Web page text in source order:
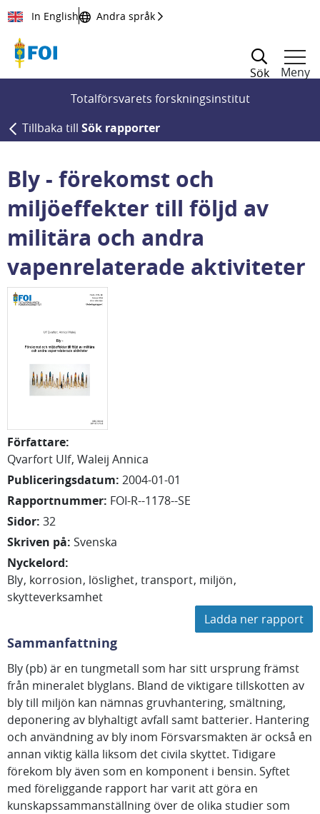
Till innehållet
In English Andra språk
Sök
Meny
Totalförsvarets forskningsinstitut
Tillbaka till Sök rapporter
Bly - förekomst och
miljöeffekter till följd av
militära och andra
vapenrelaterade aktiviteter
Författare:
Qvarfort Ulf Waleij Annica
Publiceringsdatum: 2004-01-01
Rapportnummer: FOI-R--1178--SE
Sidor: 32
Skriven på: Svenska
Nyckelord:
Bly korrosion löslighet transport miljön
skytteverksamhet
Ladda ner rapport
Sammanfattning
Bly (pb) är en tungmetall som har sitt ursprung främst
från mineralet blyglans. Bland de viktigare tillskotten av
bly till miljön kan nämnas gruvhantering, smältning,
deponering av blyhaltigt avfall samt batterier. Hantering
och användning av bly inom Försvarsmakten är också en
annan viktig källa liksom det civila skyttet. Tidigare
förekom bly även som en komponent i bensin. Syftet
med föreliggande rapport har varit att göra en
kunskapssammanställning över de olika studier som